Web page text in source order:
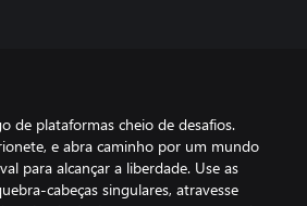
de plataformas cheio de desafios.
e abra caminho por um mundo
para alcançar a liberdade. Use as
cabeças singulares, atravesse